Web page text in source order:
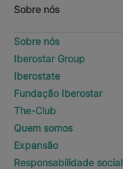
Sobre nós
Sobre nós
Iberostar Group
Iberostate
Fundação Iberostar
The-Club
Quem somos
Expansão
Responsabilidade social